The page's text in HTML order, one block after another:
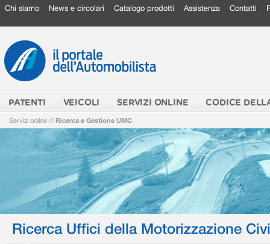
Chi siamo News e circolari Catalogo prodotti Assistenza Contatti
PATENTI VEICOLI SERVIZI ONLINE CODICE
Servizi online // Ricerca e Gestione UMC
Ricerca Uffici della Motorizzazione